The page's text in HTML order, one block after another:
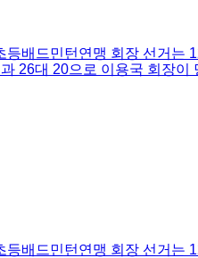
배드민턴연맹 회장 선거는
26대 20으로 이용국 회장이
배드민턴연맹 회장 선거는